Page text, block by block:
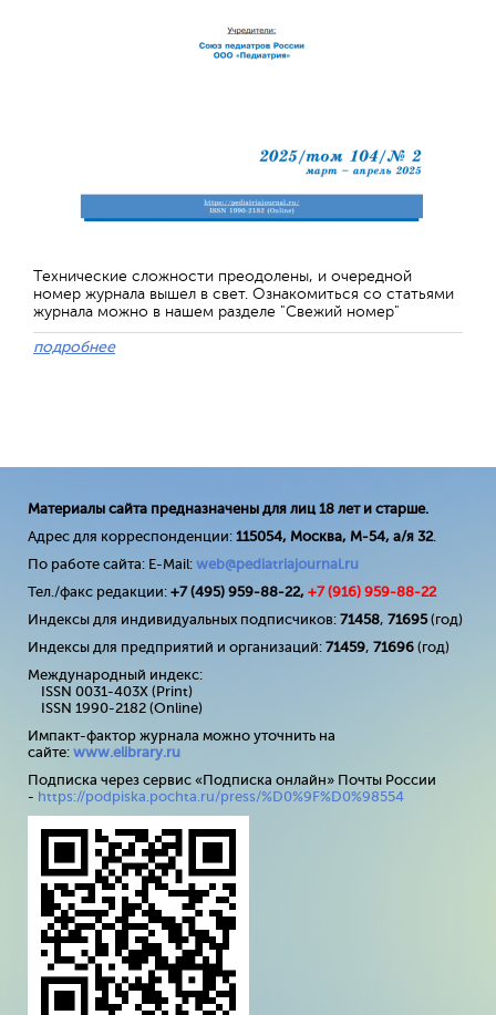
Технические сложности преодолены, и очередной
номер журнала вышел в свет. Ознакомиться со статьями
журнала можно в нашем разделе "Свежий номер"
подробнее
Материалы сайта предназначены для лиц 18 лет и старше.
Адрес для корреспонденции: 115054, Москва, М-54, а/я 32.
По работе сайта: E-Mail: web@pediatriajournal.ru
Тел./факс редакции: +7 (495) 959-88-22, +7 (916) 959-88-22
Индексы для индивидуальных подписчиков: 71458, 71695(год)
Индексы для предприятий и организаций: 71459, 71696 (год)
Международный индекс:
ISSN 0031-403X (Print)
ISSN 1990-2182 (Online)
Импакт-фактор журнала можно уточнить на
сайте: www.elibrary.ru
Подписка через сервис «Подписка онлайн» Почты России
- https://podpiska.pochta.ru/press/%D0%9F%D0%98554